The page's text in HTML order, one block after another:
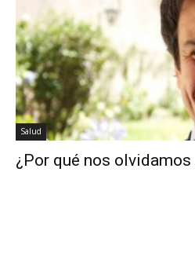
Salud
¿Por qué nos